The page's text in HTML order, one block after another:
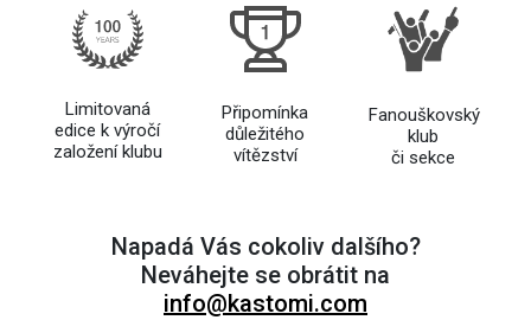
Limitovaná
edice k výročí
založení klubu
Připomínka
důležitého
vítězství
Fanouškovský
klub
či sekce
Napadá Vás cokoliv dalšího?
Neváhejte se obrátit na
info@kastomi.com